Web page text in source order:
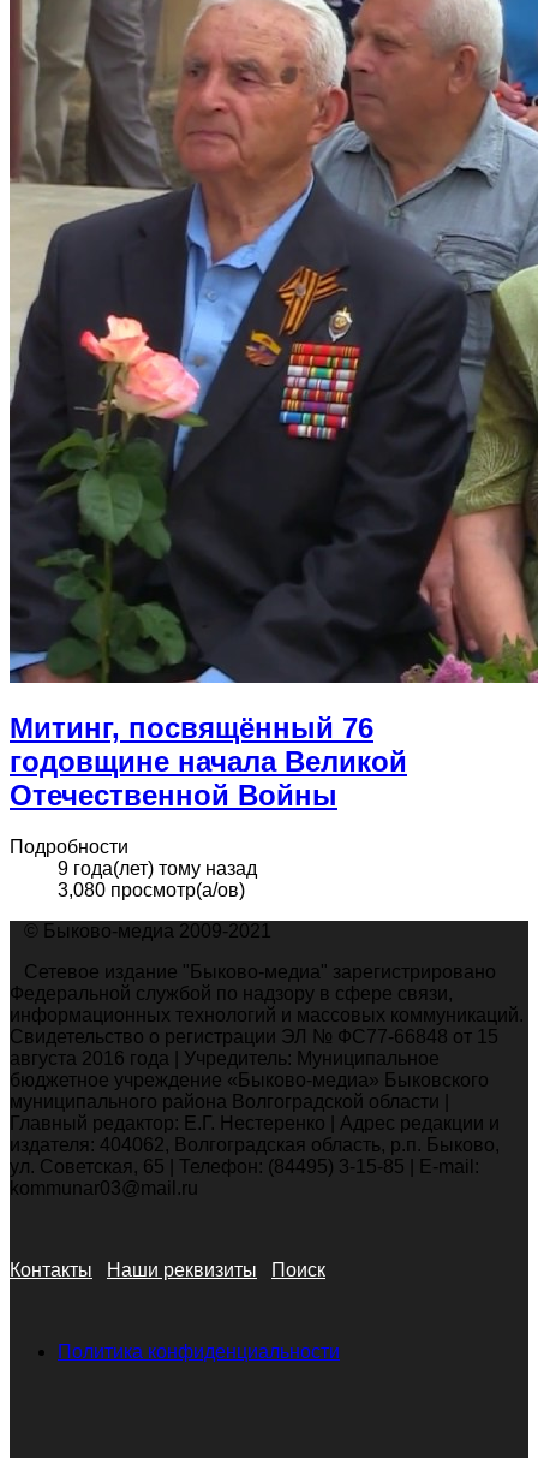
Митинг, посвящённый 76
годовщине начала Великой
Отечественной Войны
Подробности
9 года(лет) тому назад
3,080 просмотр(а/ов)
© Быково-медиа 2009-2021
Сетевое издание "Быково-медиа" зарегистрировано
Федеральной службой по надзору в сфере связи,
информационных технологий и массовых коммуникаций.
Свидетельство о регистрации ЭЛ № ФС77-66848 от 15
августа 2016 года | Учредитель: Муниципальное
бюджетное учреждение «Быково-медиа» Быковского
муниципального района Волгоградской области |
Главный редактор: Е.Г. Нестеренко | Адрес редакции и
издателя: 404062, Волгоградская область, р.п. Быково,
ул. Советская, 65 | Телефон: (84495) 3-15-85 | E-mail:
kommunar03@mail.ru
Контакты Наши реквизиты Поиск
Политика конфиденциальности